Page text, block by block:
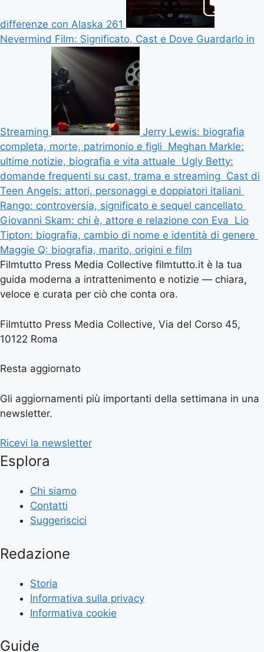
differenze con Alaska 261
Nevermind Film: Significato, Cast e Dove Guardarlo in
Streaming
Jerry Lewis: biografia
completa, morte, patrimonio e figli Meghan Markle:
ultime notizie, biografia e vita attuale Ugly Betty:
domande frequenti su cast, trama e streaming Cast di
Teen Angels: attori, personaggi e doppiatori italiani
Rango: controversia, significato e sequel cancellato
Giovanni Skam: chi è, attore e relazione con Eva Lio
Tipton: biografia, cambio di nome e identità di genere
Maggie Q: biografia, marito, origini e film
Filmtutto Press Media Collective filmtutto.it è la tua
guida moderna a intrattenimento e notizie — chiara,
veloce e curata per ciò che conta ora.
Filmtutto Press Media Collective, Via del Corso 45,
10122 Roma
Resta aggiornato
Gli aggiornamenti più importanti della settimana in una
newsletter.
Ricevi la newsletter
Esplora
Chi siamo
Contatti
Suggeriscici
Redazione
Storia
Informativa sulla privacy
Informativa cookie
Guide